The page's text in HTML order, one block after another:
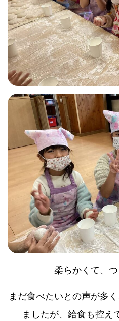
柔らかくて、
まだ食べたいとの声が多
ましたが、給食も控え